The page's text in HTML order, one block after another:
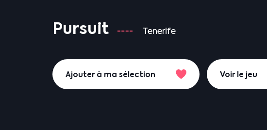
Pursuit Tenerife
Ajouter à ma sélection Voir le jeu